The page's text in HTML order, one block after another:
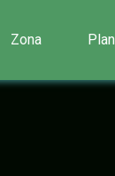
Zona Plan